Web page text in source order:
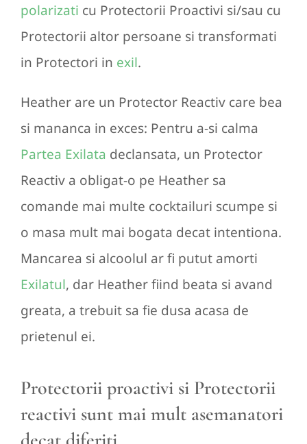
polarizati cu Protectorii Proactivi si/sau cu
Protectorii altor persoane si transformati
in Protectori in exil.
Heather are un Protector Reactiv care bea
si mananca in exces: Pentru a-si calma
Partea Exilata declansata, un Protector
Reactiv a obligat-o pe Heather sa
comande mai multe cocktailuri scumpe si
o masa mult mai bogata decat intentiona.
Mancarea si alcoolul ar fi putut amorti
Exilatul, dar Heather fiind beata si avand
greata, a trebuit sa fie dusa acasa de
prietenul ei.
Protectorii proactivi si Protectorii
reactivi sunt mai mult asemanatori